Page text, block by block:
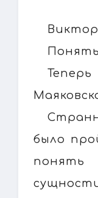
Виктор
было
понять